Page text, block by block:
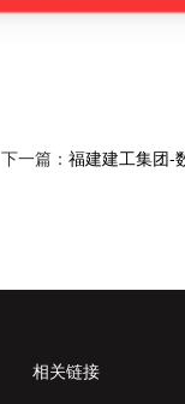
下一篇： 福建建工集团-
相关链接